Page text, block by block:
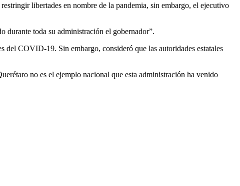
libertades en nombre de la pandemia, sin embargo, el ejecutivo
durante toda su administración el gobernador”.
del COVID-19. Sin embargo, consideró que las autoridades estatales
no es el ejemplo nacional que esta administración ha venido